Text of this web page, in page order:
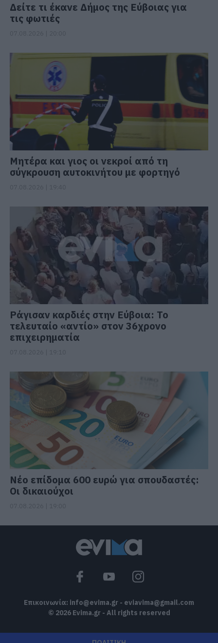
Δείτε τι έκανε Δήμος της Εύβοιας για
τις φωτιές
Μητέρα και γιος οι νεκροί από τη
σύγκρουση αυτοκινήτου με φορτηγό
Ράγισαν καρδιές στην Εύβοια: Το
τελευταίο «αντίο» στον 36χρονο
επιχειρηματία
Νέο επίδομα 600 ευρώ για σπουδαστές:
Οι δικαιούχοι
Επικοινωνία: info@evima.gr - eviavima@gmail.com
© 2026 Evima.gr - All rights reserved